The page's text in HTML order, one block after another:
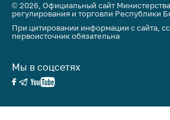
Международное
сотрудничество
Применение мер
регулирования
Биржевая торговля
Выставочная
© 2026, Официальный сайт
регулирования и торговли Республики
При цитировании информации с сайта,
первоисточник обязательна
Мы в соцсетях